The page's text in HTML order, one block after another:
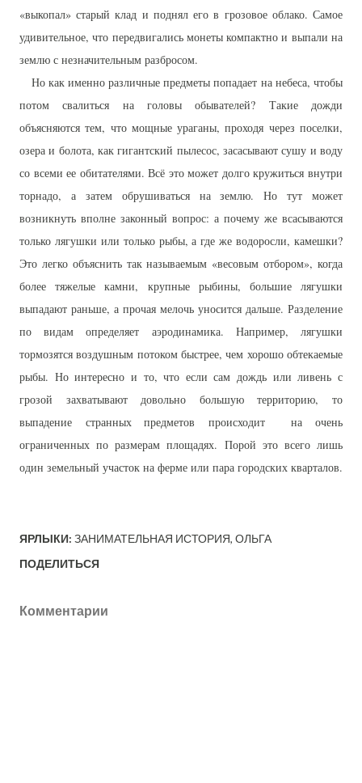
«выкопал» старый клад и поднял его в грозовое облако. Самое
удивительное, что передвигались монеты компактно и выпали на
землю с незначительным разбросом.
Но как именно различные предметы попадает на небеса, чтобы
потом свалиться на головы обывателей? Такие дожди
объясняются тем, что мощные ураганы, проходя через поселки,
озера и болота, как гигантский пылесос, засасывают сушу и воду
со всеми ее обитателями. Всё это может долго кружиться внутри
торнадо, а затем обрушиваться на землю. Но тут может
возникнуть вполне законный вопрос: а почему же всасываются
только лягушки или только рыбы, а где же водоросли, камешки?
Это легко объяснить так называемым «весовым отбором», когда
более тяжелые камни, крупные рыбины, большие лягушки
выпадают раньше, а прочая мелочь уносится дальше. Разделение
по видам определяет аэродинамика. Например, лягушки
тормозятся воздушным потоком быстрее, чем хорошо обтекаемые
рыбы. Но интересно и то, что если сам дождь или ливень с
грозой захватывают довольно большую территорию, то
выпадение странных предметов происходит на очень
ограниченных по размерам площадях. Порой это всего лишь
один земельный участок на ферме или пара городских кварталов.
ЯРЛЫКИ: ЗАНИМАТЕЛЬНАЯ ИСТОРИЯ ОЛЬГА
ПОДЕЛИТЬСЯ
Комментарии